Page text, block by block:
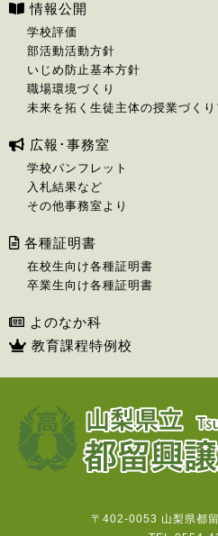
情報公開
学校評価
部活動活動方針
いじめ防止基本方針
職場環境づくり
未来を拓く生徒主体の授業づくり
広報･事務室
学校パンフレット
入札結果など
その他事務室より
各種証明書
在校生向け各種証明書
卒業生向け各種証明書
よのなか科
教育課程特例校
〒402-0053 山梨県都